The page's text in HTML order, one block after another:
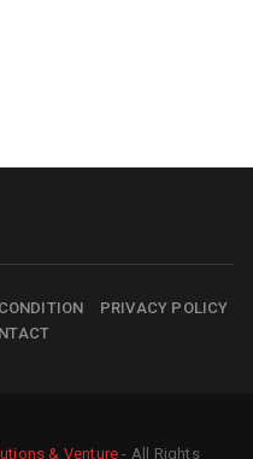
PRIVACY POLICY
& Venture- All Rights